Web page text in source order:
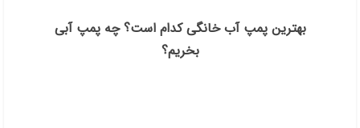
بهترین پمپ آب خانگی کدام است؟ چه پمپ آبی
بخریم؟